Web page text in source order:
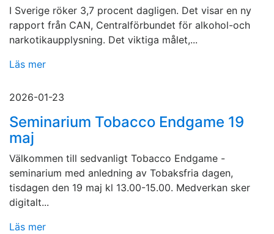
I Sverige röker 3,7 procent dagligen. Det visar en ny
rapport från CAN, Centralförbundet för alkohol-och
narkotikaupplysning. Det viktiga målet,...
Läs mer
2026-01-23
Seminarium Tobacco Endgame 19
maj
Välkommen till sedvanligt Tobacco Endgame -
seminarium med anledning av Tobaksfria dagen,
tisdagen den 19 maj kl 13.00-15.00. Medverkan sker
digitalt...
Läs mer